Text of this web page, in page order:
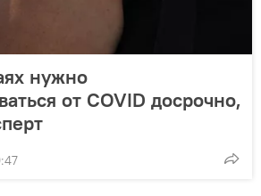
нужно
от COVID досрочно,